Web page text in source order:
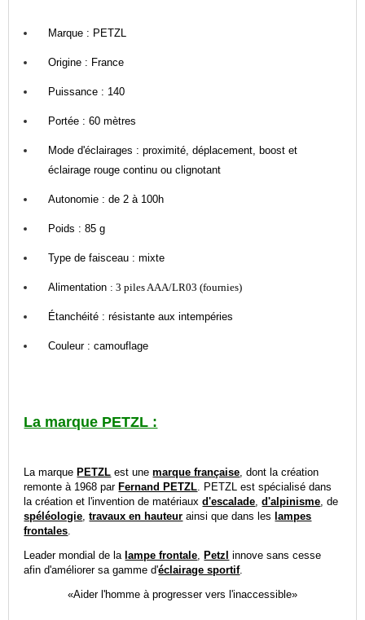
Marque : PETZL
Origine : France
Puissance : 140
Portée : 60 mètres
Mode d'éclairages : proximité, déplacement, boost et
éclairage rouge continu ou clignotant
Autonomie : de 2 à 100h
Poids : 85 g
Type de faisceau : mixte
Alimentation :3 piles AAA/LR03 (fournies)
Étanchéité : résistante aux intempéries
Couleur : camouflage
La marque PETZL :
La marque PETZL est unemarque française, dont la création
remonte à 1968 par Fernand PETZL. PETZL est spécialisé dans
la création et l'invention de matériauxd'escalade,d'alpinisme, de
spéléologie,travaux en hauteur ainsi que dans les lampes
frontales.
Leader mondial de la lampe frontale, Petzl innove sans cesse
afin d'améliorer sa gamme d'éclairage sportif.
«Aider l'homme à progresser vers l'inaccessible»